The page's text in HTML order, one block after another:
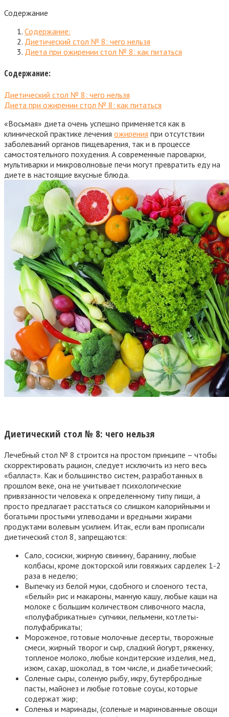
Содержание
Содержание:
Диетический стол № 8: чего нельзя
Диета при ожирении стол № 8: как питаться
Содержание:
Диетический стол № 8: чего нельзя
Диета при ожирении стол № 8: как питаться
«Восьмая» диета очень успешно применяется как в
клинической практике лечения ожирения при отсутствии
заболеваний органов пищеварения, так и в процессе
самостоятельного похудения. А современные пароварки,
мультиварки и микроволновые печи могут превратить еду на
диете в настоящие вкусные блюда.
Диетический стол № 8: чего нельзя
Лечебный стол № 8 строится на простом принципе – чтобы
скорректировать рацион, следует исключить из него весь
«балласт». Как и большинство систем, разработанных в
прошлом веке, она не учитывает психологические
привязанности человека к определенному типу пищи, а
просто предлагает расстаться со слишком калорийными и
богатыми простыми углеводами и вредными жирами
продуктами волевым усилием. Итак, если вам прописали
диетический стол 8, запрещаются:
Сало, сосиски, жирную свинину, баранину, любые
колбасы, кроме докторской или говяжьих сарделек 1-2
раза в неделю;
Выпечку из белой муки, сдобного и слоеного теста,
«белый» рис и макароны, манную кашу, любые каши на
молоке с большим количеством сливочного масла,
«полуфабрикатные» супчики, пельмени, котлеты-
полуфабрикаты;
Мороженое, готовые молочные десерты, творожные
смеси, жирный творог и сыр, сладкий йогурт, ряженку,
топленое молоко, любые кондитерские изделия, мед,
изюм, сахар, шоколад, в том числе, и диабетический;
Соленые сыры, соленую рыбу, икру, бутербродные
пасты, майонез и любые готовые соусы, которые
содержат жир;
Соленья и маринады, (соленые и маринованные овощи